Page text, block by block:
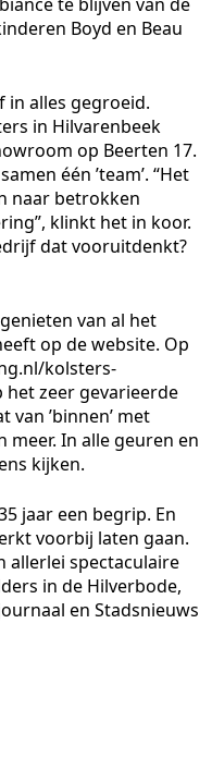
Boyd en Beau
in alles gegroeid.
in Hilvarenbeek
op Beerten 17.
één ’team’. “Het
naar betrokken
klinkt het in koor.
dat vooruitdenkt?
van al het
op de website. Op
kolsters-
zeer gevarieerde
van ’binnen’ met
meer. In alle geuren en
kijken.
jaar een begrip. En
voorbij laten gaan.
allerlei spectaculaire
in de Hilverbode,
en Stadsnieuws